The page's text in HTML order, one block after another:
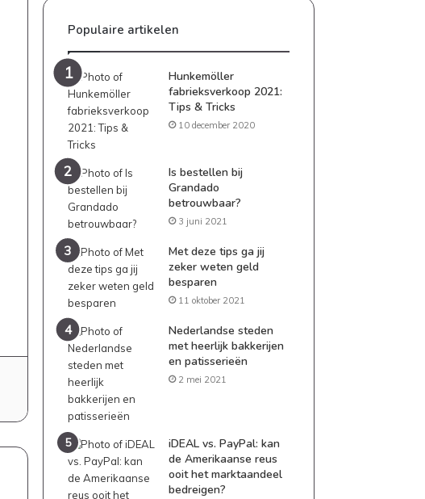
Populaire artikelen
Hunkemöller
fabrieksverkoop 2021:
Tips & Tricks
10 december 2020
Is bestellen bij
Grandado
betrouwbaar?
3 juni 2021
Met deze tips ga jij
zeker weten geld
besparen
11 oktober 2021
Nederlandse steden
met heerlijk bakkerijen
en patisserieën
2 mei 2021
iDEAL vs. PayPal: kan
de Amerikaanse reus
ooit het marktaandeel
bedreigen?